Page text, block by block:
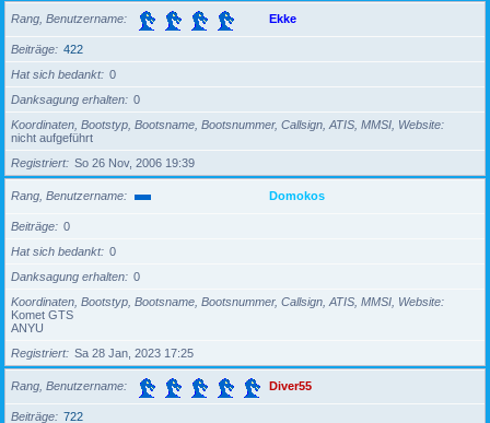
Rang, Benutzername Ekke
Beiträge
422
Hat sich bedankt
0
Danksagung erhalten
0
Koordinaten, Bootstyp, Bootsname, Bootsnummer, Callsign, ATIS, MMSI, Website
nicht aufgeführt
Registriert
So 26 Nov, 2006 19:39
Rang, Benutzername Domokos
Beiträge
0
Hat sich bedankt
0
Danksagung erhalten
0
Koordinaten, Bootstyp, Bootsname, Bootsnummer, Callsign, ATIS, MMSI, Website
Komet GTS
ANYU
Registriert
Sa 28 Jan, 2023 17:25
Rang, Benutzername Diver55
Beiträge
722